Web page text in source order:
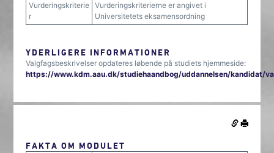
Vurderingskriterie
r
Vurderingskriterierne er angivet i
Universitetets eksamensordning
YDERLIGERE INFORMATIONER
Valgfagsbeskrivelser opdateres løbende på studiets hjemmeside:
https://www.kdm.aau.dk/studiehaandbog/uddannelsen/kandidat/
FAKTA OM MODULET